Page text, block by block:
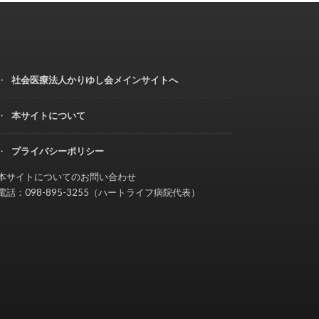
社会医療法人かりゆし会メインサイトへ
本サイトについて
プライバシーポリシー
サイトについてのお問い合わせ
話：098-895-3255（ハートライフ病院代表）